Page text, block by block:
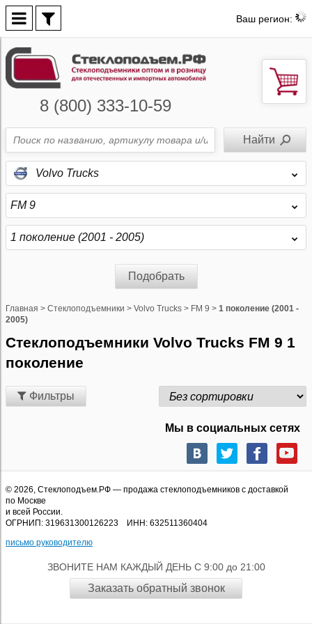
Ваш регион:
8 (800) 333-10-59
Volvo Trucks
FM 9
1 поколение (2001 - 2005)
Подобрать
Главная > Стеклоподъемники > Volvo Trucks > FM 9 > 1 поколение (2001 -
2005)
Стеклоподъемники Volvo Trucks FM 9 1
поколение
Фильтры
Мы в социальных сетях
© 2026, Стеклоподъем.РФ — продажа стеклоподъемников с доставкой
по Москве
и всей России.
ОГРНИП: 319631300126223 ИНН: 632511360404
письмо руководителю
ЗВОНИТЕ НАМ КАЖДЫЙ ДЕНЬ С 9:00 до 21:00
Заказать обратный звонок